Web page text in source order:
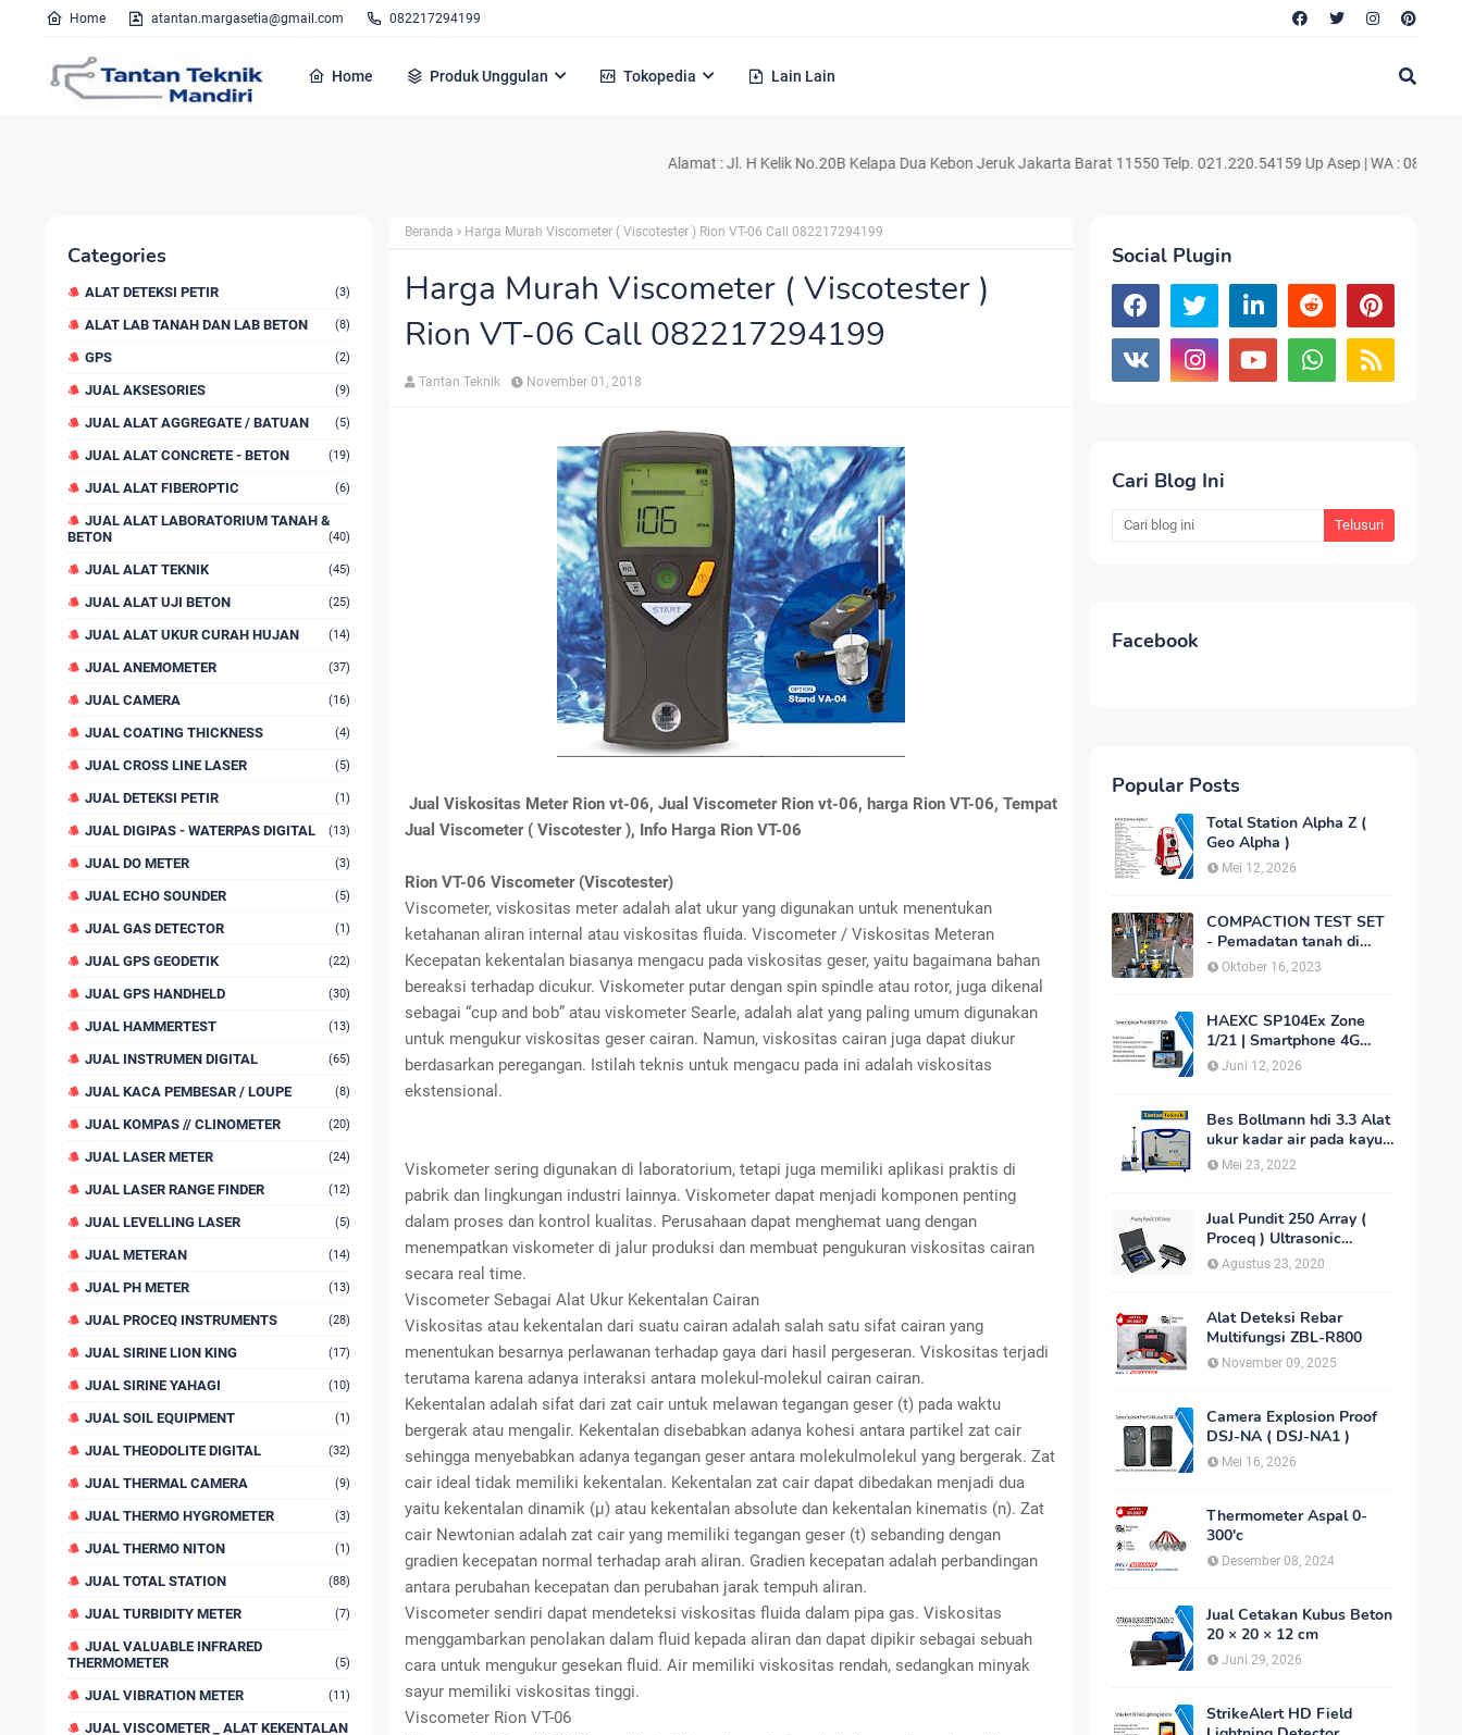
Home atantan.margasetia@gmail.com 082217294199
Home Produk Unggulan Tokopedia Lain Lain
Alamat : Jl. H Kelik No.20B Kelapa Dua Kebon Jeruk Jakarta Barat 11550 Telp. 021.220.54159 Up Asep | WA : 0822.1729.4199
Categories
ALAT DETEKSI PETIR (3)
ALAT LAB TANAH DAN LAB BETON (8)
GPS (2)
JUAL AKSESORIES (9)
JUAL ALAT AGGREGATE / BATUAN (5)
JUAL ALAT CONCRETE - BETON (19)
JUAL ALAT FIBEROPTIC (6)
JUAL ALAT LABORATORIUM TANAH &
BETON
(40)
JUAL ALAT TEKNIK (45)
JUAL ALAT UJI BETON (25)
JUAL ALAT UKUR CURAH HUJAN (14)
JUAL ANEMOMETER (37)
JUAL CAMERA (16)
JUAL COATING THICKNESS (4)
JUAL CROSS LINE LASER (5)
JUAL DETEKSI PETIR (1)
JUAL DIGIPAS - WATERPAS DIGITAL (13)
JUAL DO METER (3)
JUAL ECHO SOUNDER (5)
JUAL GAS DETECTOR (1)
JUAL GPS GEODETIK (22)
JUAL GPS HANDHELD (30)
JUAL HAMMERTEST (13)
JUAL INSTRUMEN DIGITAL (65)
JUAL KACA PEMBESAR / LOUPE (8)
JUAL KOMPAS // CLINOMETER (20)
JUAL LASER METER (24)
JUAL LASER RANGE FINDER (12)
JUAL LEVELLING LASER (5)
JUAL METERAN (14)
JUAL PH METER (13)
JUAL PROCEQ INSTRUMENTS (28)
JUAL SIRINE LION KING (17)
JUAL SIRINE YAHAGI (10)
JUAL SOIL EQUIPMENT (1)
JUAL THEODOLITE DIGITAL (32)
JUAL THERMAL CAMERA (9)
JUAL THERMO HYGROMETER (3)
JUAL THERMO NITON (1)
JUAL TOTAL STATION (88)
JUAL TURBIDITY METER (7)
JUAL VALUABLE INFRARED
THERMOMETER
(5)
JUAL VIBRATION METER (11)
JUAL VISCOMETER _ ALAT KEKENTALAN
Beranda Harga Murah Viscometer ( Viscotester ) Rion VT-06 Call 082217294199
Harga Murah Viscometer ( Viscotester )
Rion VT-06 Call 082217294199
Tantan Teknik November 01, 2018
Jual Viskositas Meter Rion vt-06, Jual Viscometer Rion vt-06, harga Rion VT-06, Tempat
Jual Viscometer ( Viscotester ), Info Harga Rion VT-06
Rion VT-06 Viscometer (Viscotester)
Viscometer, viskositas meter adalah alat ukur yang digunakan untuk menentukan
ketahanan aliran internal atau viskositas fluida. Viscometer / Viskositas Meteran
Kecepatan kekentalan biasanya mengacu pada viskositas geser, yaitu bagaimana bahan
bereaksi terhadap dicukur. Viskometer putar dengan spin spindle atau rotor, juga dikenal
sebagai “cup and bob” atau viskometer Searle, adalah alat yang paling umum digunakan
untuk mengukur viskositas geser cairan. Namun, viskositas cairan juga dapat diukur
berdasarkan peregangan. Istilah teknis untuk mengacu pada ini adalah viskositas
ekstensional.
Viskometer sering digunakan di laboratorium, tetapi juga memiliki aplikasi praktis di
pabrik dan lingkungan industri lainnya. Viskometer dapat menjadi komponen penting
dalam proses dan kontrol kualitas. Perusahaan dapat menghemat uang dengan
menempatkan viskometer di jalur produksi dan membuat pengukuran viskositas cairan
secara real time.
Viscometer Sebagai Alat Ukur Kekentalan Cairan
Viskositas atau kekentalan dari suatu cairan adalah salah satu sifat cairan yang
menentukan besarnya perlawanan terhadap gaya dari hasil pergeseran. Viskositas terjadi
terutama karena adanya interaksi antara molekul-molekul cairan cairan.
Kekentalan adalah sifat dari zat cair untuk melawan tegangan geser (t) pada waktu
bergerak atau mengalir. Kekentalan disebabkan adanya kohesi antara partikel zat cair
sehingga menyebabkan adanya tegangan geser antara molekulmolekul yang bergerak. Zat
cair ideal tidak memiliki kekentalan. Kekentalan zat cair dapat dibedakan menjadi dua
yaitu kekentalan dinamik (μ) atau kekentalan absolute dan kekentalan kinematis (n). Zat
cair Newtonian adalah zat cair yang memiliki tegangan geser (t) sebanding dengan
gradien kecepatan normal terhadap arah aliran. Gradien kecepatan adalah perbandingan
antara perubahan kecepatan dan perubahan jarak tempuh aliran.
Viscometer sendiri dapat mendeteksi viskositas fluida dalam pipa gas. Viskositas
menggambarkan penolakan dalam fluid kepada aliran dan dapat dipikir sebagai sebuah
cara untuk mengukur gesekan fluid. Air memiliki viskositas rendah, sedangkan minyak
sayur memiliki viskositas tinggi.
Viscometer Rion VT-06
Social Plugin
Cari Blog Ini
Facebook
Popular Posts
Total Station Alpha Z (
Geo Alpha )
Mei 12, 2026
COMPACTION TEST SET
- Pemadatan tanah di
laboratorium
Oktober 16, 2023
HAEXC SP104Ex Zone
1/21 | Smartphone 4G
Intrinsically Safe
Juni 12, 2026
Bes Bollmann hdi 3.3 Alat
ukur kadar air pada kayu
_MC Meter Murah
Mei 23, 2022
Jual Pundit 250 Array (
Proceq ) Ultrasonic
Imaging Scanner
Agustus 23, 2020
Alat Deteksi Rebar
Multifungsi ZBL-R800
November 09, 2025
Camera Explosion Proof
DSJ-NA ( DSJ-NA1 )
Mei 16, 2026
Thermometer Aspal 0-
300'c
Desember 08, 2024
Jual Cetakan Kubus Beton
20 × 20 × 12 cm
Juni 29, 2026
StrikeAlert HD Field